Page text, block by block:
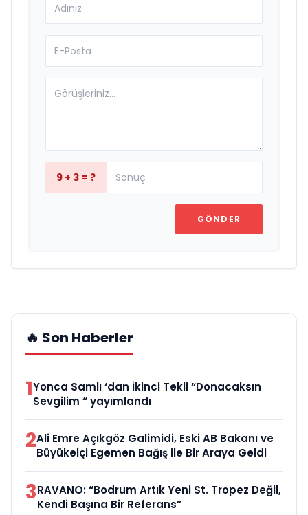
9 + 3 = ?
GÖNDER
🔥 Son Haberler
1Yonca Samlı ‘dan İkinci Tekli “Donacaksın
Sevgilim “ yayımlandı
2Ali Emre Açıkgöz Galimidi, Eski AB Bakanı ve
Büyükelçi Egemen Bağış ile Bir Araya Geldi
3RAVANO: “Bodrum Artık Yeni St. Tropez Değil,
Kendi Başına Bir Referans”